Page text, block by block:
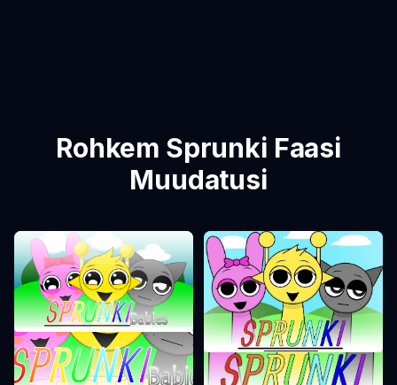
Rohkem Sprunki Faasi
Muudatusi
Sprunki Faas 0
Sprunki Faas 1